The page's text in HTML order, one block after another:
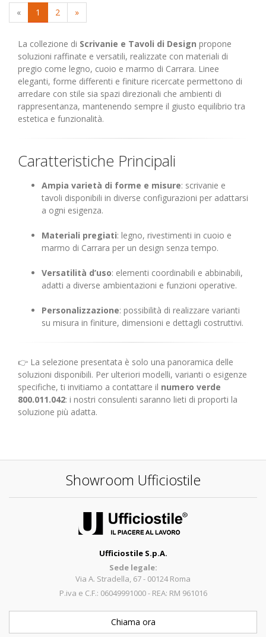
« 1 2 »
La collezione di Scrivanie e Tavoli di Design propone
soluzioni raffinate e versatili, realizzate con materiali di
pregio come legno, cuoio e marmo di Carrara. Linee
eleganti, forme differenti e finiture ricercate permettono di
arredare con stile sia spazi direzionali che ambienti di
rappresentanza, mantenendo sempre il giusto equilibrio tra
estetica e funzionalità.
Caratteristiche Principali
Ampia varietà di forme e misure: scrivanie e
tavoli disponibili in diverse configurazioni per adattarsi
a ogni esigenza.
Materiali pregiati: legno, rivestimenti in cuoio e
marmo di Carrara per un design senza tempo.
Versatilità d’uso: elementi coordinabili e abbinabili,
adatti a diverse ambientazioni e funzioni operative.
Personalizzazione: possibilità di realizzare varianti
su misura in finiture, dimensioni e dettagli costruttivi.
👉 La selezione presentata è solo una panoramica delle
soluzioni disponibili. Per ulteriori modelli, varianti o esigenze
specifiche, ti invitiamo a contattare il numero verde
800.011.042: i nostri consulenti saranno lieti di proporti la
soluzione più adatta.
Showroom Ufficiostile
Ufficiostile S.p.A.
Sede legale:
Via A. Stradella, 67 - 00124 Roma
P.iva e C.F.: 06049991000 - REA: RM 961016
Chiama ora